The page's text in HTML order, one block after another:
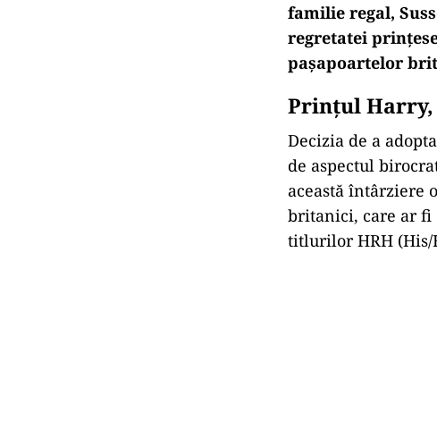
familie regal,
regretatei
pașapoartelor
Prințul
Decizia de a
de aspectul
această întârziere
britanici, care ar fi
titlurilor HRH (His/